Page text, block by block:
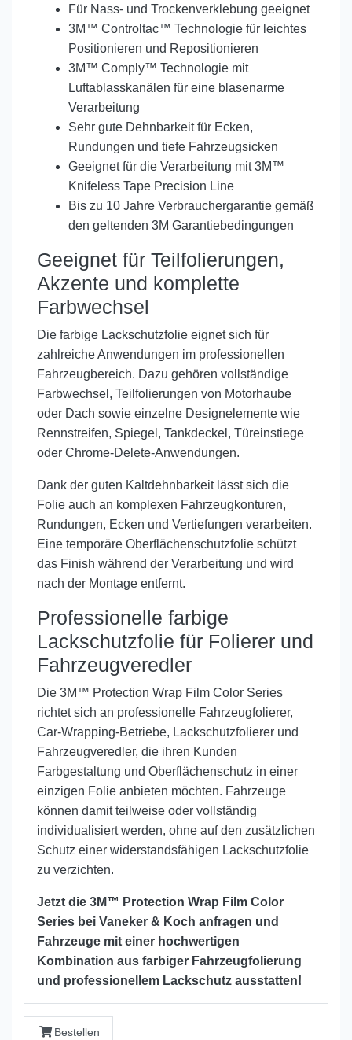
Für Nass- und Trockenverklebung geeignet
3M™ Controltac™ Technologie für leichtes
Positionieren und Repositionieren
3M™ Comply™ Technologie mit
Luftablasskanälen für eine blasenarme
Verarbeitung
Sehr gute Dehnbarkeit für Ecken,
Rundungen und tiefe Fahrzeugsicken
Geeignet für die Verarbeitung mit 3M™
Knifeless Tape Precision Line
Bis zu 10 Jahre Verbrauchergarantie gemäß
den geltenden 3M Garantiebedingungen
Geeignet für Teilfolierungen,
Akzente und komplette
Farbwechsel
Die farbige Lackschutzfolie eignet sich für
zahlreiche Anwendungen im professionellen
Fahrzeugbereich. Dazu gehören vollständige
Farbwechsel, Teilfolierungen von Motorhaube
oder Dach sowie einzelne Designelemente wie
Rennstreifen, Spiegel, Tankdeckel, Türeinstiege
oder Chrome-Delete-Anwendungen.
Dank der guten Kaltdehnbarkeit lässt sich die
Folie auch an komplexen Fahrzeugkonturen,
Rundungen, Ecken und Vertiefungen verarbeiten.
Eine temporäre Oberflächenschutzfolie schützt
das Finish während der Verarbeitung und wird
nach der Montage entfernt.
Professionelle farbige
Lackschutzfolie für Folierer und
Fahrzeugveredler
Die 3M™ Protection Wrap Film Color Series
richtet sich an professionelle Fahrzeugfolierer,
Car-Wrapping-Betriebe, Lackschutzfolierer und
Fahrzeugveredler, die ihren Kunden
Farbgestaltung und Oberflächenschutz in einer
einzigen Folie anbieten möchten. Fahrzeuge
können damit teilweise oder vollständig
individualisiert werden, ohne auf den zusätzlichen
Schutz einer widerstandsfähigen Lackschutzfolie
zu verzichten.
Jetzt die 3M™ Protection Wrap Film Color
Series bei Vaneker & Koch anfragen und
Fahrzeuge mit einer hochwertigen
Kombination aus farbiger Fahrzeugfolierung
und professionellem Lackschutz ausstatten!
Bestellen